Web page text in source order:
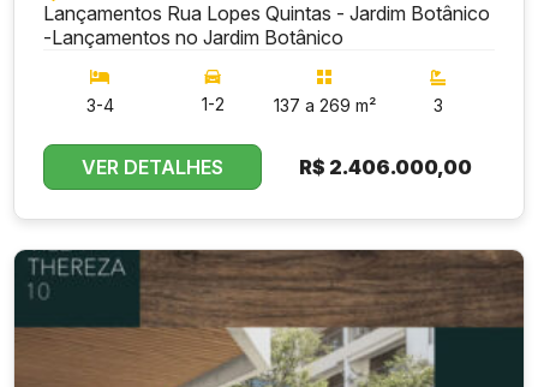
Lançamentos Rua Lopes Quintas - Jardim Botânico
-Lançamentos no Jardim Botânico
3-4 1-2 137 a 269 m² 3
VER DETALHES R$ 2.406.000,00